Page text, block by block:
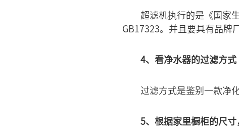
超滤机执行的是《国家
GB17323。并且要具有品牌
4、看净水器的过滤方式
过滤方式是鉴别一款净
5、根据家里橱柜的尺